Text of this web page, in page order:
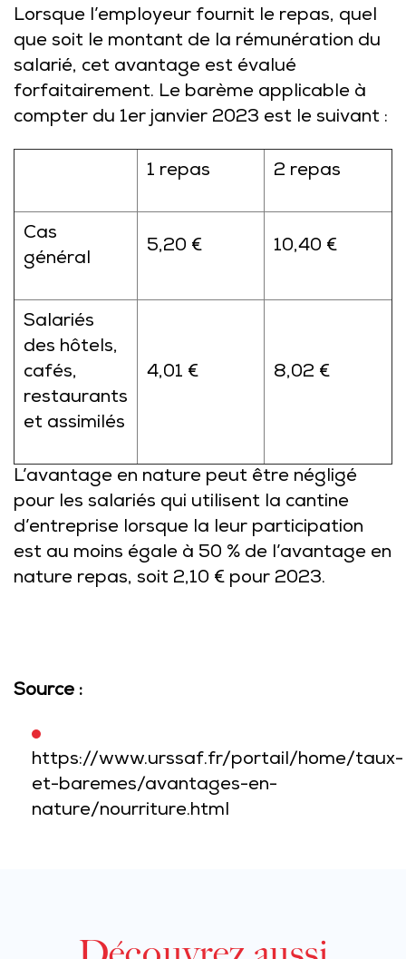
Lorsque l’employeur fournit le repas, quel
que soit le montant de la rémunération du
salarié, cet avantage est évalué
forfaitairement. Le barème applicable à
compter du 1er janvier 2023 est le suivant :
1 repas 2 repas
Cas
général
5,20 € 10,40 €
Salariés
des hôtels,
cafés,
restaurants
et assimilés
4,01 € 8,02 €
L’avantage en nature peut être négligé
pour les salariés qui utilisent la cantine
d’entreprise lorsque la leur participation
est au moins égale à 50 % de l’avantage en
nature repas, soit 2,10 € pour 2023.
Source :
https://www.urssaf.fr/portail/home/taux-
et-baremes/avantages-en-
nature/nourriture.html